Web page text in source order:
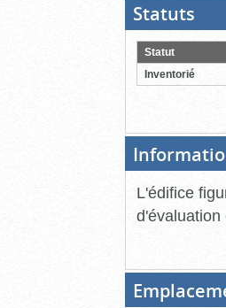
Statuts
pour
Statut
Inventorié
L'édifice
d'évaluation